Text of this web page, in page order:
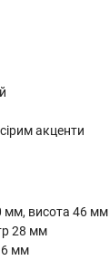
акценти
мм, висота 46 мм
28 мм
мм